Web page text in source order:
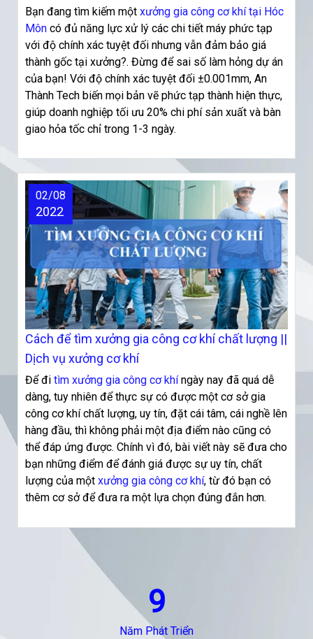
Bạn đang tìm kiếm một xưởng gia công cơ khí tại Hóc
Môn có đủ năng lực xử lý các chi tiết máy phức tạp
với độ chính xác tuyệt đối nhưng vẫn đảm bảo giá
thành gốc tại xưởng?. Đừng để sai số làm hỏng dự án
của bạn! Với độ chính xác tuyệt đối ±0.001mm, An
Thành Tech biến mọi bản vẽ phức tạp thành hiện thực,
giúp doanh nghiệp tối ưu 20% chi phí sản xuất và bàn
giao hỏa tốc chỉ trong 1-3 ngày.
Cách để tìm xưởng gia công cơ khí chất lượng ||
Dịch vụ xưởng cơ khí
02/08
2022
Để đi tìm xưởng gia công cơ khíngày nay đã quá dễ
dàng, tuy nhiên để thực sự có được một cơ sở gia
công cơ khí chất lượng, uy tín, đặt cái tâm, cái nghề lên
hàng đầu, thì không phải một địa điểm nào cũng có
thể đáp ứng được. Chính vì đó, bài viết này sẽ đưa cho
bạn những điểm để đánh giá được sự uy tín, chất
lượng của một xưởng gia công cơ khí, từ đó bạn có
thêm cơ sở để đưa ra một lựa chọn đúng đắn hơn.
9
Năm Phát Triển